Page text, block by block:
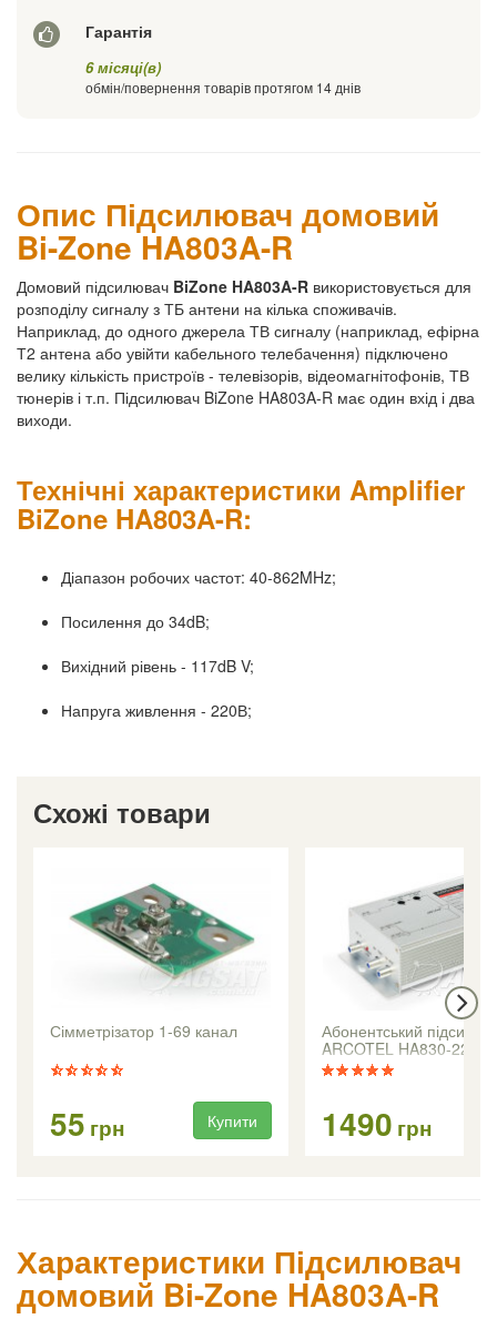
Гарантія
6 місяці(в)
обмін/повернення товарів протягом 14 днів
Опис Підсилювач домовий
Bi-Zone HA803A-R
Домовий підсилювач BiZone HA803A-R використовується для
розподілу сигналу з ТБ антени на кілька споживачів.
Наприклад, до одного джерела ТВ сигналу (наприклад, ефірна
Т2 антена або увійти кабельного телебачення) підключено
велику кількість пристроїв - телевізорів, відеомагнітофонів, ТВ
тюнерів і т.п. Підсилювач BiZone HA803A-R має один вхід і два
виходи.
Технічні характеристики Amplifier
BiZone HA803A-R:
Діапазон робочих частот: 40-862MHz;
Посилення до 34dB;
Вихідний рівень - 117dB V;
Напруга живлення - 220В;
Схожі товари
Сімметрізатор 1-69 канал
55 грн Купити
Абонентський
ARCOTEL HA830-220V
1490 грн
Характеристики Підсилювач
домовий Bi-Zone HA803A-R